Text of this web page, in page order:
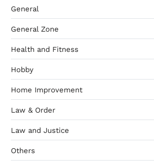
General
General Zone
Health and Fitness
Hobby
Home Improvement
Law & Order
Law and Justice
Others